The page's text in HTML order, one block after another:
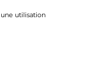
utilisation